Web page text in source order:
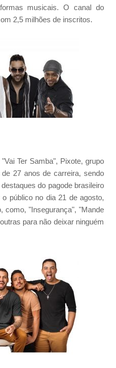
musicais. O canal do
2,5 milhões de inscritos.
Ter Samba", Pixote, grupo
27 anos de carreira, sendo
do pagode brasileiro
público no dia 21 de agosto,
como, "Insegurança", "Mande
para não deixar ninguém